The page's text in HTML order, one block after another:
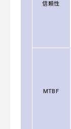
信頼性
MTBF